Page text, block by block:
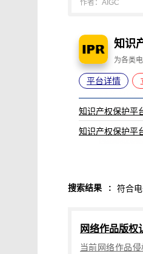
作者：AIGC
电子
为电子
平台详情
搜索结果 : 符合
网络作品版权
当前网络作品